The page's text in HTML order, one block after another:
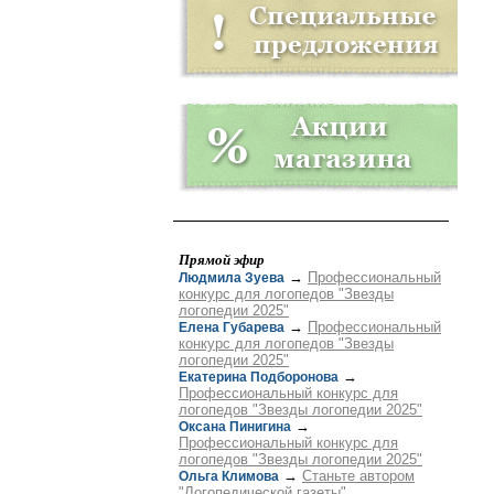
Прямой эфир
Людмила Зуева → Профессиональный
конкурс для логопедов "Звезды
логопедии 2025"
Елена Губарева → Профессиональный
конкурс для логопедов "Звезды
логопедии 2025"
Екатерина Подборонова →
Профессиональный конкурс для
логопедов "Звезды логопедии 2025"
Оксана Пинигина →
Профессиональный конкурс для
логопедов "Звезды логопедии 2025"
Ольга Климова → Станьте автором